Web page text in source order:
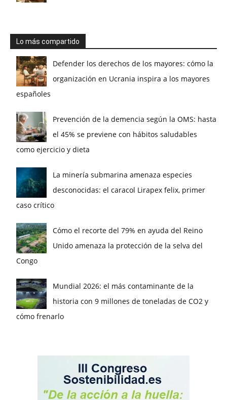
Lo más compartido
Defender los derechos de los mayores: cómo la
organización en Ucrania inspira a los mayores
españoles
Prevención de la demencia según la OMS: hasta
el 45% se previene con hábitos saludables
como ejercicio y dieta
La minería submarina amenaza especies
desconocidas: el caracol Lirapex felix, primer
caso crítico
Cómo el recorte del 79% en ayuda del Reino
Unido amenaza la protección de la selva del
Congo
Mundial 2026: el más contaminante de la
historia con 9 millones de toneladas de CO2 y
cómo frenarlo